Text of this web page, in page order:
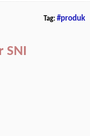
Tag: #produk
SNI